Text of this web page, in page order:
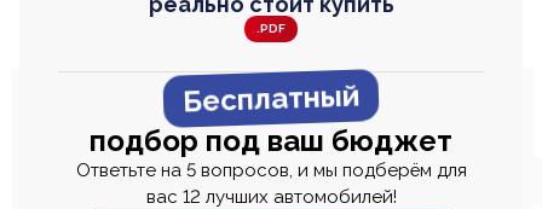
.PDF
Бесплатный
подбор под ваш бюджет
Ответьте на 5 вопросов, и мы подберём для
вас 12 лучших автомобилей!